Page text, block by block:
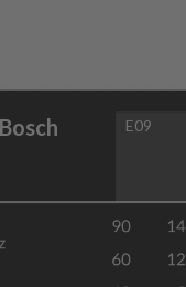
Bosch E09